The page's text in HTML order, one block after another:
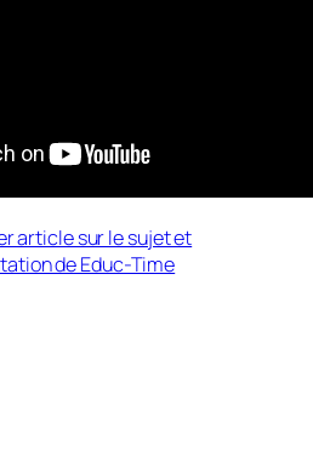
article sur le sujet et
de Educ-Time